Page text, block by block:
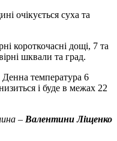
очікується суха та
короткочасні дощі, 7 та
шквали та град.
Денна температура 6
і буде в межах 22
– Валентини Ліщенко